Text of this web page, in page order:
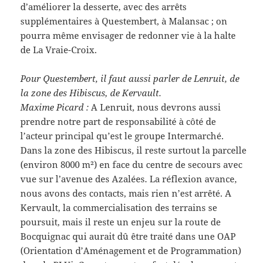
d’améliorer la desserte, avec des arrêts
supplémentaires à Questembert, à Malansac ; on
pourra même envisager de redonner vie à la halte
de La Vraie-Croix.
Pour Questembert, il faut aussi parler de Lenruit, de
la zone des Hibiscus, de Kervault.
Maxime Picard : A Lenruit, nous devrons aussi
prendre notre part de responsabilité à côté de
l’acteur principal qu’est le groupe Intermarché.
Dans la zone des Hibiscus, il reste surtout la parcelle
(environ 8000 m²) en face du centre de secours avec
vue sur l’avenue des Azalées. La réflexion avance,
nous avons des contacts, mais rien n’est arrêté. A
Kervault, la commercialisation des terrains se
poursuit, mais il reste un enjeu sur la route de
Bocquignac qui aurait dû être traité dans une OAP
(Orientation d’Aménagement et de Programmation)